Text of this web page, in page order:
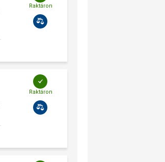
Raktáron
Raktáron